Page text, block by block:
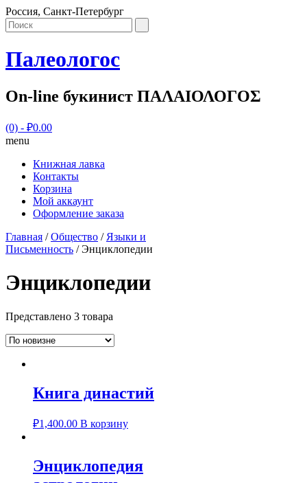
Россия, Санкт-Петербург
Палеологос
On-line букинист ΠΑΛΑΙΟΛΟΓΟΣ
(0) - ₽0.00
menu
Книжная лавка
Контакты
Корзина
Мой аккаунт
Оформление заказа
Главная /Общество / Языки и
Письменность / Энциклопедии
Энциклопедии
Представлено 3 товара
Книга династий
₽1,400.00 В корзину
Энциклопедия